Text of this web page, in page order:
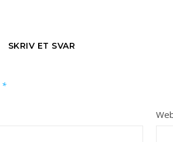
SKRIV ET SVAR
*